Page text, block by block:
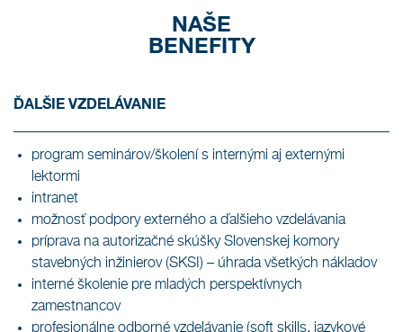
NAŠE
BENEFITY
ĎALŠIE VZDELÁVANIE
program seminárov/školení s internými aj externými
lektormi
intranet
možnosť podpory externého a ďalšieho vzdelávania
príprava na autorizačné skúšky Slovenskej komory
stavebných inžinierov (SKSI) – úhrada všetkých nákladov
interné školenie pre mladých perspektívnych
zamestnancov
profesionálne odborné vzdelávanie (soft skills, jazykové